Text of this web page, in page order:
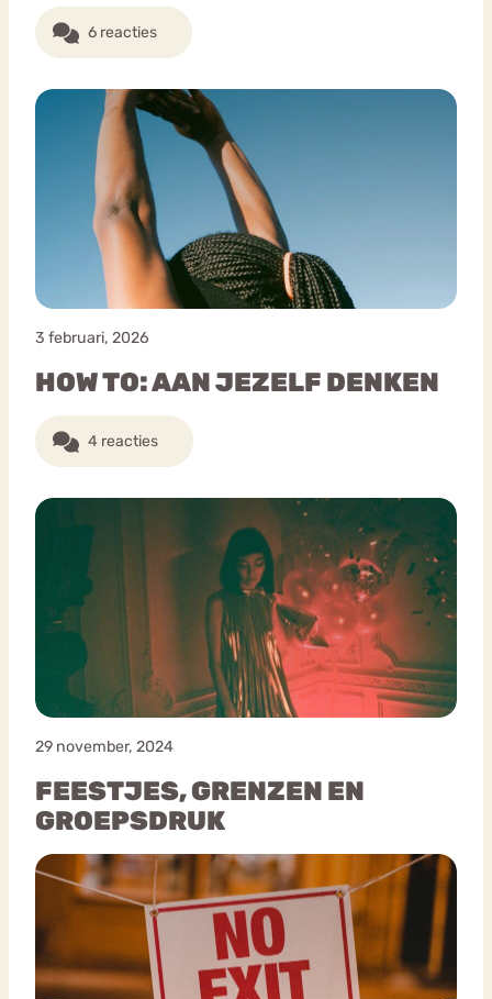
6 reacties
3 februari, 2026
HOW TO: AAN JEZELF DENKEN
4 reacties
29 november, 2024
FEESTJES, GRENZEN EN
GROEPSDRUK